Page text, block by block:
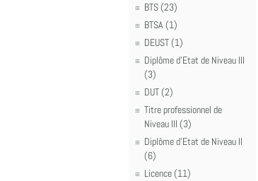
BTS (23)
BTSA (1)
DEUST (1)
Diplôme d'Etat de Niveau III
(3)
DUT (2)
Titre professionnel de
Niveau III (3)
Diplôme d'Etat de Niveau II
(6)
Licence (11)